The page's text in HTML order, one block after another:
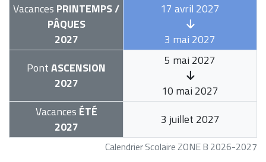
Calendrier Scolaire ZONE B 2026-2027
Vacances PRINTEMPS /
PÂQUES
2027
17 avril 2027
3 mai 2027
PontASCENSION
2027
5 mai 2027
10 mai 2027
Vacances ÉTÉ
2027
3 juillet 2027